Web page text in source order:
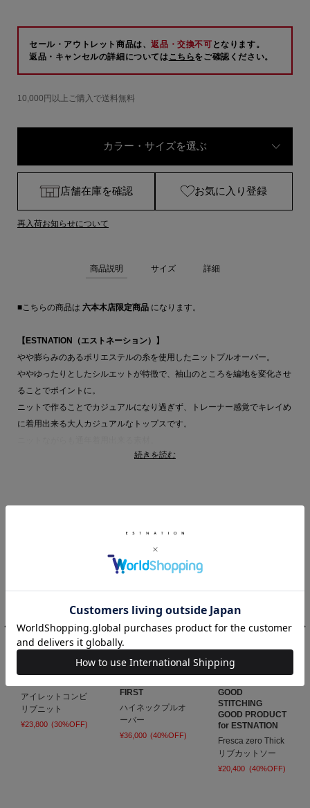
セール・アウトレット商品は、返品・交換不可 となります。
返品・キャンセルの詳細についてはこちらをご確認ください。
10,000円以上ご購入で送料無料
カラー・サイズを選ぶ
店舗在庫を確認 お気に入り登録
再入荷お知らせについて
商品説明 サイズ 詳細
■こちらの商品は 六本木店限定商品 になります。
【ESTNATION（エストネーション）】
やや膨らみのあるポリエステルの糸を使用したニットプルオーバー。
ややゆったりとしたシルエットが特徴で、袖山のところを編地を変化させ
ることでポイントに。
ニットで作ることでカジュアルになり過ぎず、トレーナー感覚でキレイめ
に着用出来る大人カジュアルなトップスです。
同素材のスカートとのセットアップスタイルもオススメです。
スカート品番：52-109-09-090425詳細はこちら
続きを読む
RELATED ITEM
アイレットコンビ
リブニット
¥23,800 (30%OFF)
FIRST
ハイネックプルオ
ーバー
¥36,000 (40%OFF)
GOOD
STITCHING
GOOD PRODUCT
for ESTNATION
Fresca zero Thick
リブカットソー
¥20,400 (40%OFF)